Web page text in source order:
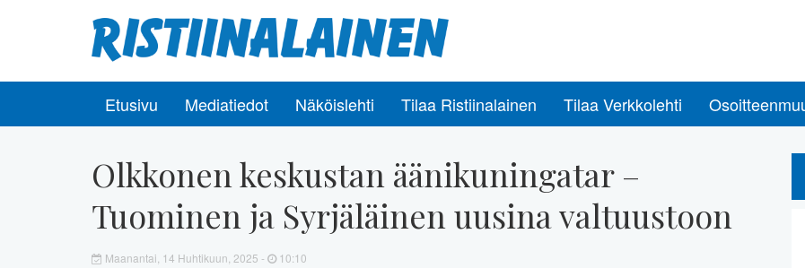
Etusivu Mediatiedot Näköislehti Tilaa Ristiinalainen Tilaa Verkkolehti
Olkkonen keskustan äänikuningatar –
Tuominen ja Syrjäläinen uusina valtuustoon
Maanantai, 14 Huhtikuun, 2025 - 10:10